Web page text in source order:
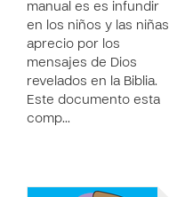
manual es es infundir
en los niños y las niñas
aprecio por los
mensajes de Dios
revelados en la Biblia.
Este documento esta
comp…